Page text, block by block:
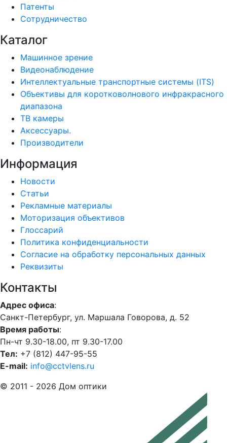
Патенты
Сотрудничество
Каталог
Машинное зрение
Видеонаблюдение
Интеллектуальные транспортные системы (ITS)
Объективы для коротковолнового инфракрасного
диапазона
ТВ камеры
Аксессуары.
Производители
Информация
Новости
Статьи
Рекламные материалы
Моторизация объективов
Глоссарий
Политика конфиденциальности
Согласие на обработку персональных данных
Реквизиты
Контакты
Адрес офиса:
Санкт-Петербург, ул. Маршала Говорова, д. 52
Время работы:
Пн-чт 9.30-18.00, пт 9.30-17.00
Тел: +7 (812) 447-95-55
E-mail: info@cctvlens.ru
© 2011 - 2026 Дом оптики